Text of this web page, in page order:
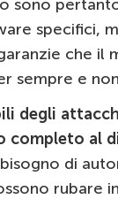
sono
specifici,
che il
sempre e
degli
completo al
di
rubare